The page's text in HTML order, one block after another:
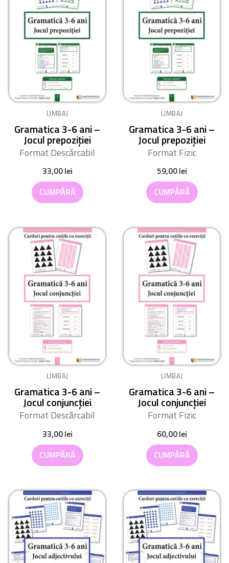
LIMBAJ
Gramatica 3-6 ani –
Jocul prepoziției
Format Descărcabil
33,00lei
CUMPĂRĂ
LIMBAJ
Gramatica 3-6 ani –
Jocul prepoziției
Format Fizic
59,00lei
CUMPĂRĂ
LIMBAJ
Gramatica 3-6 ani –
Jocul conjuncției
Format Descărcabil
33,00lei
CUMPĂRĂ
LIMBAJ
Gramatica 3-6 ani –
Jocul conjuncției
Format Fizic
60,00lei
CUMPĂRĂ